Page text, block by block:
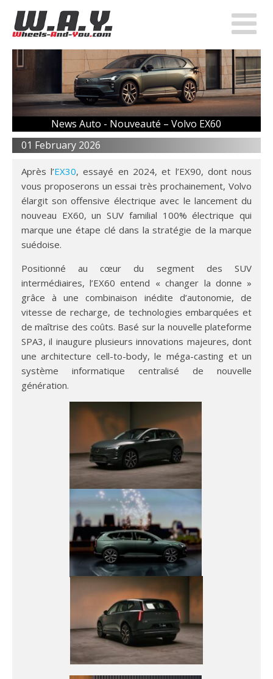
News Auto - Nouveauté – Volvo EX60
01 February 2026
Après l’EX30, essayé en 2024, et l’EX90, dont nous
vous proposerons un essai très prochainement, Volvo
élargit son offensive électrique avec le lancement du
nouveau EX60, un SUV familial 100% électrique qui
marque une étape clé dans la stratégie de la marque
suédoise.
Positionné au cœur du segment des SUV
intermédiaires, l’EX60 entend « changer la donne »
grâce à une combinaison inédite d’autonomie, de
vitesse de recharge, de technologies embarquées et
de maîtrise des coûts. Basé sur la nouvelle plateforme
SPA3, il inaugure plusieurs innovations majeures, dont
une architecture cell-to-body, le méga-casting et un
système informatique centralisé de nouvelle
génération.